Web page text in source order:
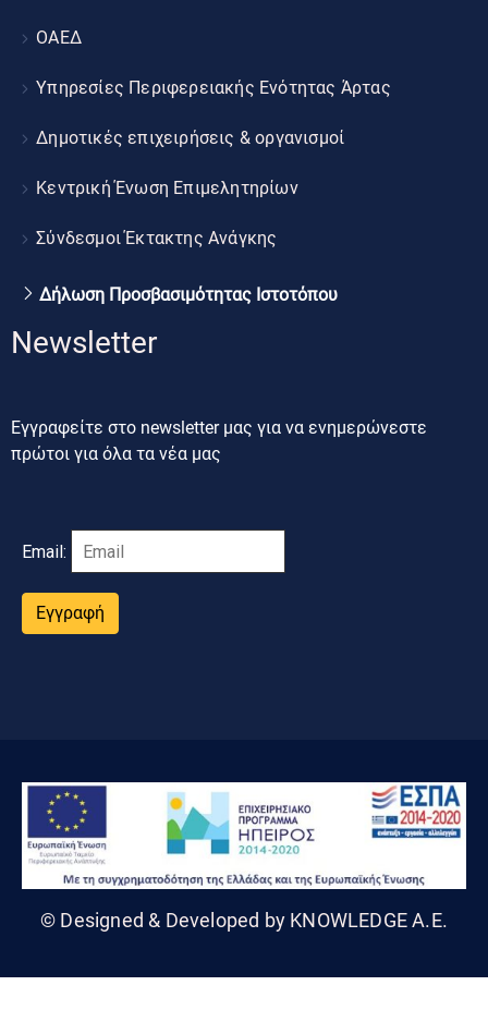
ΟΑΕΔ
Υπηρεσίες Περιφερειακής Ενότητας Άρτας
Δημοτικές επιχειρήσεις & οργανισμοί
Κεντρική Ένωση Επιμελητηρίων
Σύνδεσμοι Έκτακτης Ανάγκης
Δήλωση Προσβασιμότητας Ιστοτόπου
Newsletter
Εγγραφείτε στο newsletter μας για να ενημερώνεστε
πρώτοι για όλα τα νέα μας
Email:
Εγγραφή
© Designed & Developed by KNOWLEDGE A.E.